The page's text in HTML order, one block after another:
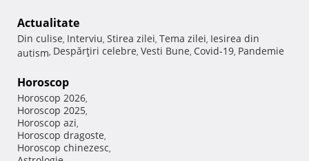
Actualitate
Din culise, Interviu, Stirea zilei, Tema zilei, Iesirea din
autism, Despărţiri celebre, Vesti Bune, Covid-19, Pandemie
Horoscop
Horoscop 2026,
Horoscop 2025,
Horoscop azi,
Horoscop dragoste,
Horoscop chinezesc,